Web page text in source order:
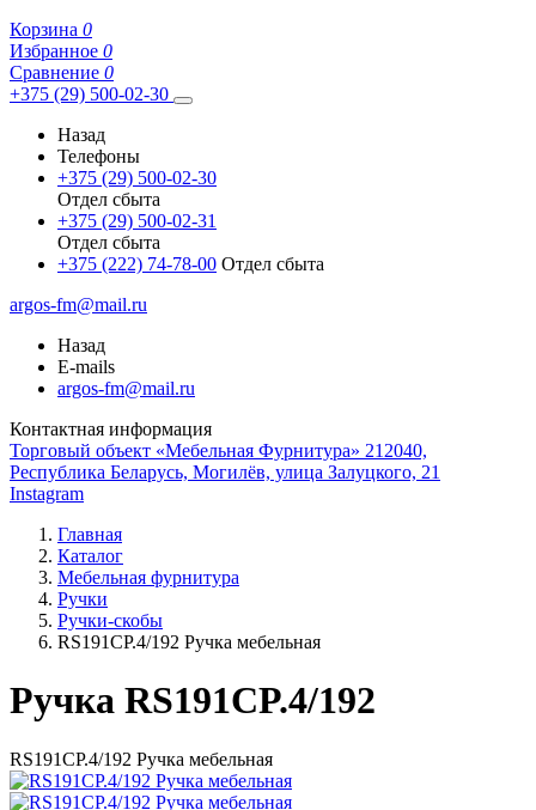
Корзина 0
Избранное 0
Сравнение 0
+375 (29) 500-02-30
Назад
Телефоны
+375 (29) 500-02-30
Отдел сбыта
+375 (29) 500-02-31
Отдел сбыта
+375 (222) 74-78-00 Отдел сбыта
argos-fm@mail.ru
Назад
E-mails
argos-fm@mail.ru
Контактная информация
Торговый объект «Мебельная Фурнитура» 212040,
Республика Беларусь, Могилёв, улица Залуцкого, 21
Instagram
Главная
Каталог
Мебельная фурнитура
Ручки
Ручки-скобы
RS191CP.4/192 Ручка мебельная
Ручка RS191CP.4/192
RS191CP.4/192 Ручка мебельная